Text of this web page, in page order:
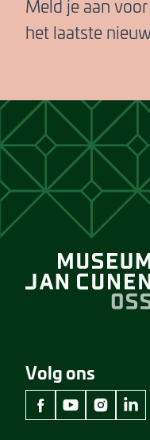
Meld je aan
het laatste
Volg ons
facebook Museum
youtube